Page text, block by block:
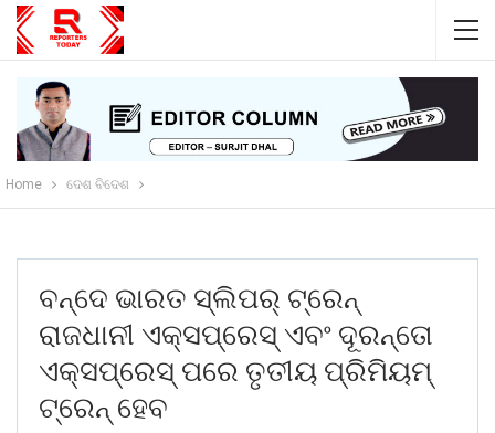
Home ଦେଶ ବିଦେଶ
ବନ୍ଦେ ଭାରତ ସ୍ଲିପର୍ ଟ୍ରେନ୍
ରାଜଧାନୀ ଏକ୍ସପ୍ରେସ୍ ଏବଂ ଦୂରନ୍ତୋ
ଏକ୍ସପ୍ରେସ୍ ପରେ ତୃତୀୟ ପ୍ରିମିୟମ୍
ଟ୍ରେନ୍ ହେବ